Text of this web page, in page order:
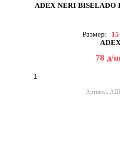
ADEX NERI BISELADO
Размер:
ADEX
78 д/
Артикул: